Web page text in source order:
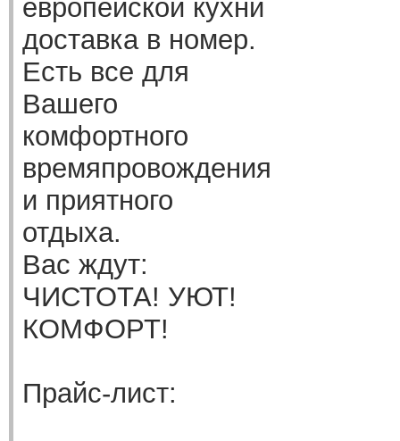
европейской кухни
доставка в номер.
Есть все для
Вашего
комфортного
времяпровождения
и приятного
отдыха.
Вас ждут:
ЧИСТОТА! УЮТ!
КОМФОРТ!
Прайс-лист: